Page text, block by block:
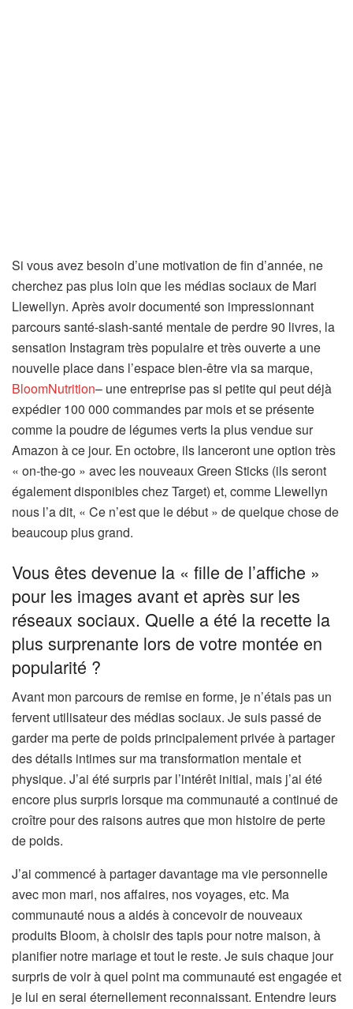
Si vous avez besoin d’une motivation de fin d’année, ne
cherchez pas plus loin que les médias sociaux de Mari
Llewellyn. Après avoir documenté son impressionnant
parcours santé-slash-santé mentale de perdre 90 livres, la
sensation Instagram très populaire et très ouverte a une
nouvelle place dans l’espace bien-être via sa marque,
BloomNutrition– une entreprise pas si petite qui peut déjà
expédier 100 000 commandes par mois et se présente
comme la poudre de légumes verts la plus vendue sur
Amazon à ce jour. En octobre, ils lanceront une option très
« on-the-go » avec les nouveaux Green Sticks (ils seront
également disponibles chez Target) et, comme Llewellyn
nous l’a dit, « Ce n’est que le début » de quelque chose de
beaucoup plus grand.
Vous êtes devenue la « fille de l’affiche »
pour les images avant et après sur les
réseaux sociaux. Quelle a été la recette la
plus surprenante lors de votre montée en
popularité ?
Avant mon parcours de remise en forme, je n’étais pas un
fervent utilisateur des médias sociaux. Je suis passé de
garder ma perte de poids principalement privée à partager
des détails intimes sur ma transformation mentale et
physique. J’ai été surpris par l’intérêt initial, mais j’ai été
encore plus surpris lorsque ma communauté a continué de
croître pour des raisons autres que mon histoire de perte
de poids.
J’ai commencé à partager davantage ma vie personnelle
avec mon mari, nos affaires, nos voyages, etc. Ma
communauté nous a aidés à concevoir de nouveaux
produits Bloom, à choisir des tapis pour notre maison, à
planifier notre mariage et tout le reste. Je suis chaque jour
surpris de voir à quel point ma communauté est engagée et
je lui en serai éternellement reconnaissant. Entendre leurs